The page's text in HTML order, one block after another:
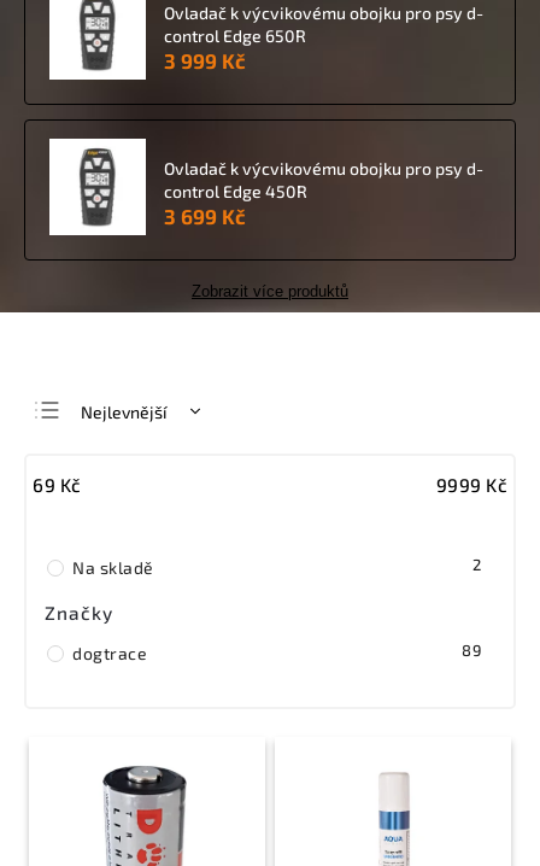
Ovladač k výcvikovému obojku pro psy d-
control Edge 650R
3 999 Kč
Ovladač k výcvikovému obojku pro psy d-
control Edge 450R
3 699 Kč
Zobrazit více produktů
Nejlevnější
69 Kč 9999 Kč
Na skladě 2
Značky
dogtrace 89